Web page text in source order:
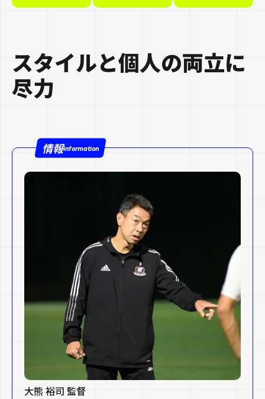
スタイルと個人の両立に
尽力
情報information
大熊 裕司 監督